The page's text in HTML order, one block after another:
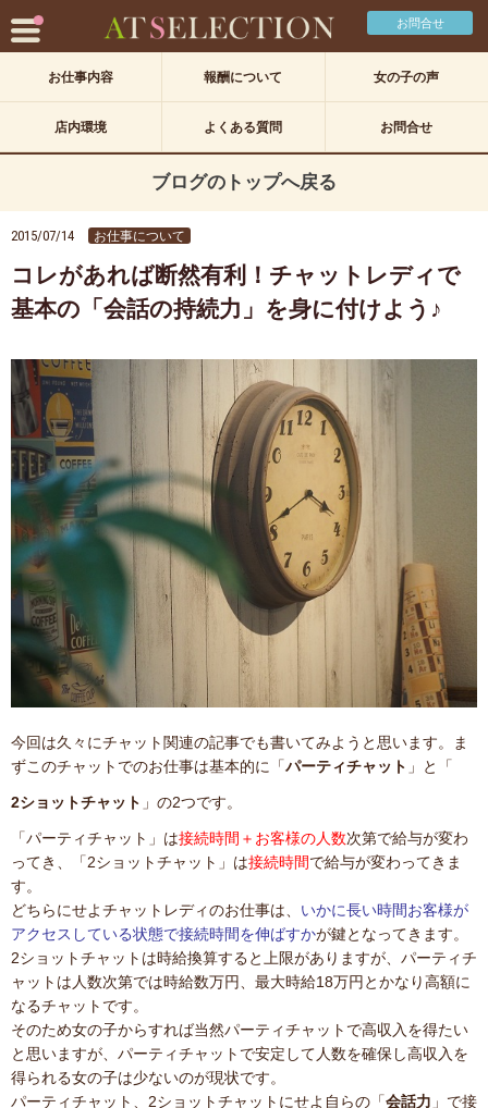
お問合せ
お仕事内容 報酬について 女の子の声
店内環境 よくある質問 お問合せ
ブログのトップへ戻る
2015/07/14 お仕事について
コレがあれば断然有利！チャットレディで
基本の「会話の持続力」を身に付けよう♪
今回は久々にチャット関連の記事でも書いてみようと思います。ま
ずこのチャットでのお仕事は基本的に「パーティチャット 」と「
2ショットチャット 」の2つです。
「パーティチャット」は接続時間＋お客様の人数次第で給与が変わ
ってき、「2ショットチャット」は接続時間で給与が変わってきま
す。
どちらにせよチャットレディのお仕事は、 いかに長い時間お客様が
アクセスしている状態で接続時間を伸ばすかが鍵となってきます。
2ショットチャットは時給換算すると上限がありますが、パーティチ
ャットは人数次第では時給数万円、最大時給18万円とかなり高額に
なるチャットです。
そのため女の子からすれば当然パーティチャットで高収入を得たい
と思いますが、パーティチャットで安定して人数を確保し高収入を
得られる女の子は少ないのが現状です。
パーティチャット、2ショットチャットにせよ自らの「会話力 」で接